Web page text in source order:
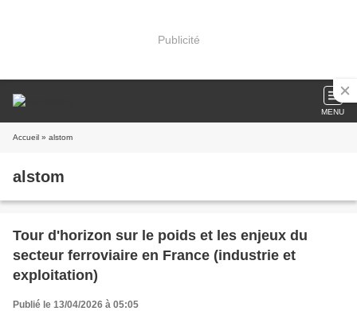
Publicité
MENU
Accueil » alstom
alstom
Tour d'horizon sur le poids et les enjeux du
secteur ferroviaire en France (industrie et
exploitation)
Publié le 13/04/2026 à 05:05